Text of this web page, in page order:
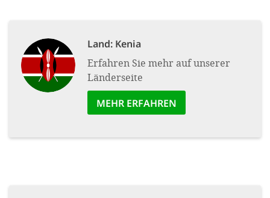
Land: Kenia
Erfahren Sie mehr auf unserer
Länderseite
MEHR ERFAHREN